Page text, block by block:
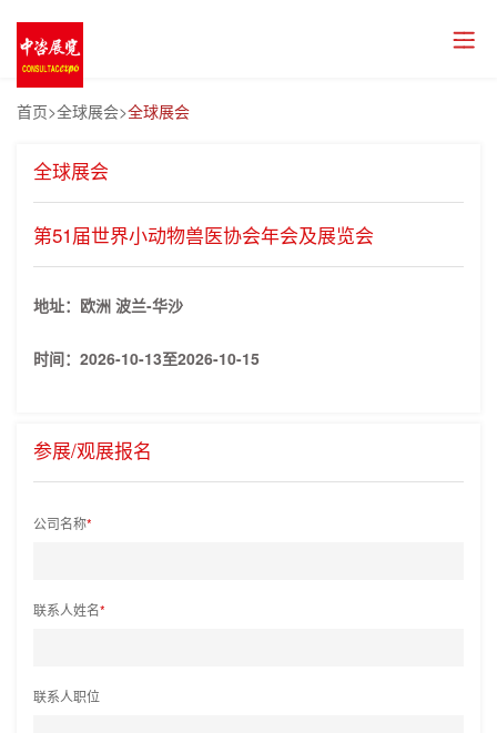
首页>全球展会>全球展会
全球展会
第51届世界小动物兽医协会年会及展览会
地址：欧洲 波兰-华沙
时间： 2026-10-13至2026-10-15
参展/观展报名
公司名称*
联系人姓名*
联系人职位